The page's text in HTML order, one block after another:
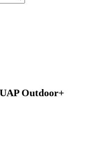
Outdoor+